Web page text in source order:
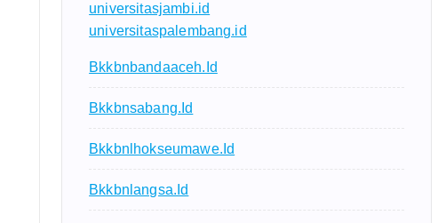
universitasjambi.id
universitaspalembang.id
Bkkbnbandaaceh.id
Bkkbnsabang.id
Bkkbnlhokseumawe.id
Bkkbnlangsa.id